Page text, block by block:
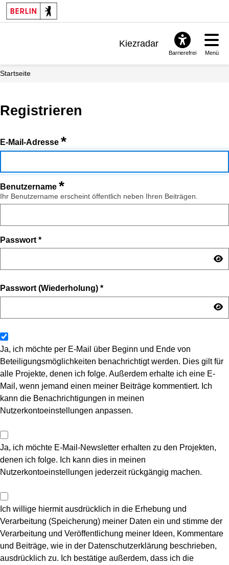
Kiezradar
Barrierefrei Menü
Startseite
Registrieren
E-Mail-Adresse *
Benutzername *
Ihr Benutzername erscheint öffentlich neben Ihren Beiträgen.
Passwort *
Passwort (Wiederholung) *
Ja, ich möchte per E-Mail über Beginn und Ende von
Beteiligungsmöglichkeiten benachrichtigt werden. Dies gilt für
alle Projekte, denen ich folge. Außerdem erhalte ich eine E-
Mail, wenn jemand einen meiner Beiträge kommentiert. Ich
kann die Benachrichtigungen in meinen
Nutzerkontoeinstellungen anpassen.
Ja, ich möchte E-Mail-Newsletter erhalten zu den Projekten,
denen ich folge. Ich kann dies in meinen
Nutzerkontoeinstellungen jederzeit rückgängig machen.
Ich willige hiermit ausdrücklich in die Erhebung und
Verarbeitung (Speicherung) meiner Daten ein und stimme der
Verarbeitung und Veröffentlichung meiner Ideen, Kommentare
und Beiträge, wie in der Datenschutzerklärung beschrieben,
ausdrücklich zu. Ich bestätige außerdem, dass ich die